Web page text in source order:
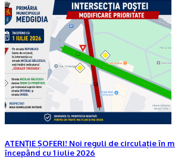
ATENȚIE ȘOFERI! Noi reguli de circulație în
începând cu 1 iulie 2026